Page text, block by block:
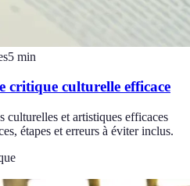
5 min
critique culturelle efficace
culturelles et artistiques efficaces
étapes et erreurs à éviter inclus.